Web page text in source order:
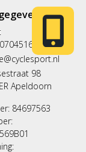
98
Apeldoorn
84697563
op.